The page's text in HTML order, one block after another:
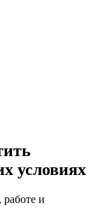
условиях
и